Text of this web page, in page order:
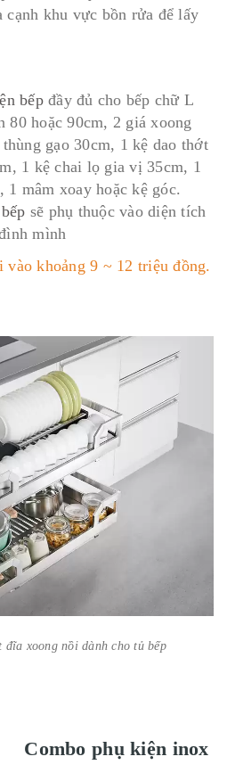
khu vực bồn rửa để lấy
bếpđầy đủ cho bếp chữ L
80 hoặc 90cm, 2 giá xoong
gạo 30cm, 1 kệ dao thớt
1 kệ chai lọ gia vị 35cm, 1
1 mâm xoay hoặc kệ góc.
sẽ phụ thuộc vào diện tích
mình
khoảng 9 ~ 12 triệu đồng.
đĩa xoong nồi dành cho tủ bếp
Combo phụ kiện inox